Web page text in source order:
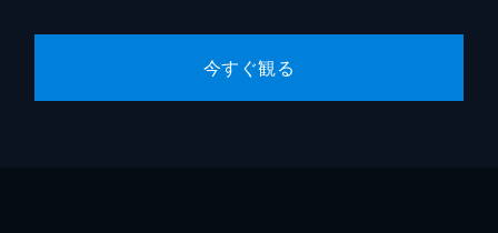
今すぐ観る